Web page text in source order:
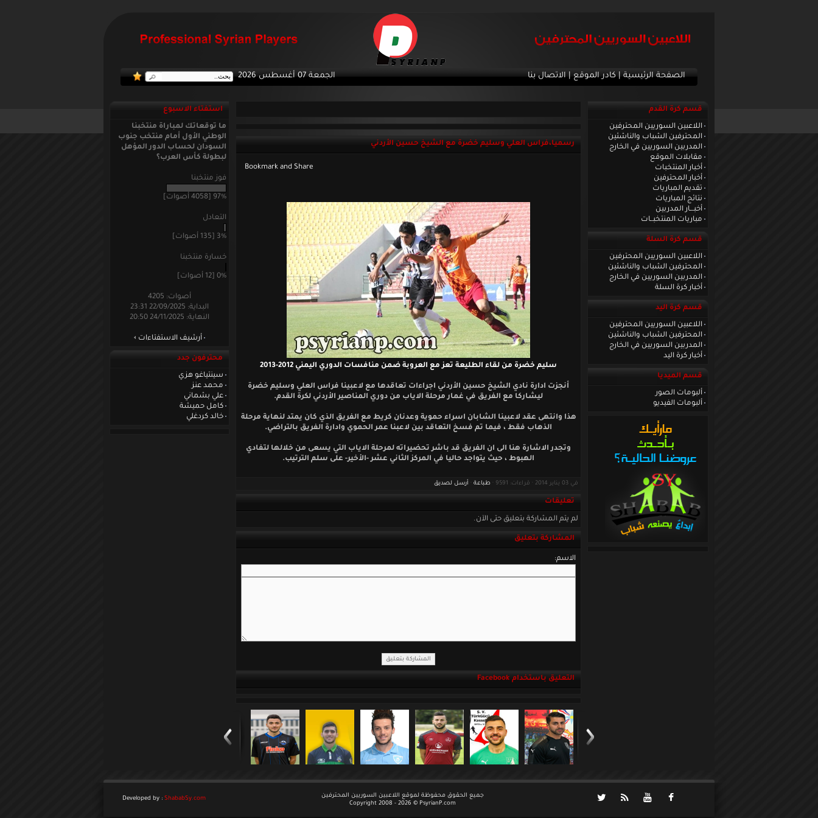
الجمعة 07 أغسطس 2026 الصفحة الرئيسية|كادر الموقع|الاتصال بنا
قسم كرة القدم
اللاعبين السوريين المحترفين
المحترفين الشباب والناشئين
المدربين السوريين في الخارج
مقابلات الموقع
أخبار المنتخبات
أخبار المحترفين
تقديم المباريات
نتائج المباريات
أخبـــار المدربين
مباريات المنتخبــات
قسم كرة السلة
اللاعبين السوريين المحترفين
المحترفين الشباب والناشئين
المدربين السوريين في الخارج
أخبار كرة السلة
قسم كرة اليد
اللاعبين السوريين المحترفين
المحترفين الشباب والناشئين
المدربين السوريين في الخارج
أخبار كرة اليد
قسم الميديا
ألبومات الصور
ألبومات الفيديو
رسميا،فراس العلي وسليم خضرة مع الشيخ حسين الأردني
سليم خضرة من لقاء الطليعة تعز مع العروبة ضمن منافسات الدوري اليمني 2012-2013
أنجزت ادارة نادي الشيخ حسين الأردني اجراءات تعاقدها مع لاعبينا فراس العلي وسليم خضرة
ليشاركا مع الفريق في غمار مرحلة الاياب من دوري المناصير الأردني لكرة القدم.
هذا وانتهى عقد لاعبينا الشابان اسراء حموية وعدنان كريط مع الفريق الذي كان يمتد لنهاية مرحلة
الذهاب فقط ، فيما تم فسخ التعاقد بين لاعبنا عمر الحموي وادارة الفريق بالتراضي.
وتجدر الاشارة هنا الى ان الفريق قد باشر تحضيراته لمرحلة الاياب التي يسعى من خلالها لتفادي
الهبوط ، حيث يتواجد حاليا في المركز الثاني عشر -الأخير- على سلم الترتيب.
في 03 يناير 2014 · قراءات: 9591 · طباعة أرسل لصديق
تعليقات
لم يتم المشاركة بتعليق حتى الآن.
المشاركة بتعليق
الاسم:
التعليق باستخدام Facebook
استفتاء الاسبوع
ما توقعاتك لمباراة منتخبنا
الوطني الأول أمام منتخب جنوب
السودان لحساب الدور المؤهل
لبطولة كأس العرب؟
فوز منتخبنا
97% [4058 أصوات]
التعادل
3% [135 أصوات]
خسارة منتخبنا
0% [12 أصوات]
أصوات: 4205
البداية: 22/09/2025 23:31
النهاية: 24/11/2025 20:50
أرشيف الاستفتاءات
محترفون جدد
سينتياغو هزي
محمد عنز
علي بشماني
كامل حميشة
خالد كردغلي
Developed by : ShababSy.com
جميع الحقوق محفوظة لموقع اللاعبين السوريين المحترفين
Copyright 2008 - 2026 © PsyrianP.com